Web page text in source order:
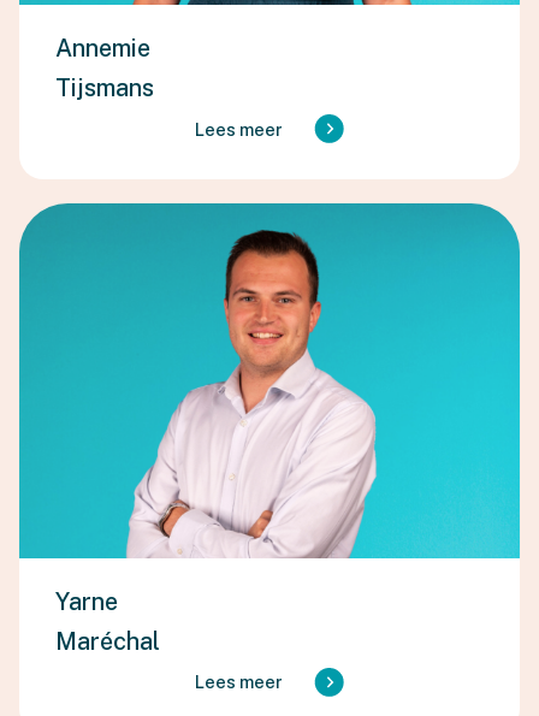
Annemie
Tijsmans
Lees meer
Yarne
Maréchal
Lees meer